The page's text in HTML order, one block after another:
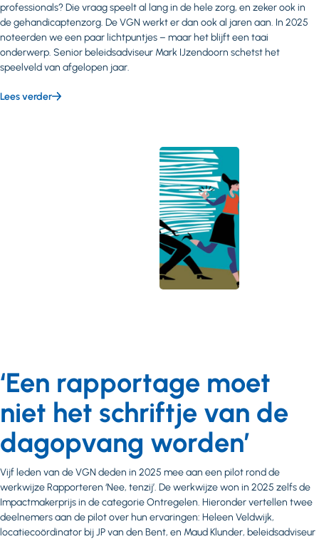
professionals? Die vraag speelt al lang in de hele zorg, en zeker ook in
de gehandicaptenzorg. De VGN werkt er dan ook al jaren aan. In 2025
noteerden we een paar lichtpuntjes – maar het blijft een taai
onderwerp. Senior beleidsadviseur Mark IJzendoorn schetst het
speelveld van afgelopen jaar.
Lees verder
‘Een rapportage moet
niet het schriftje van de
dagopvang worden’
Vijf leden van de VGN deden in 2025 mee aan een pilot rond de
werkwijze Rapporteren ‘Nee, tenzij’. De werkwijze won in 2025 zelfs de
Impactmakerprijs in de categorie Ontregelen. Hieronder vertellen twee
deelnemers aan de pilot over hun ervaringen: Heleen Veldwijk,
locatiecoördinator bij JP van den Bent, en Maud Klunder, beleidsadviseur